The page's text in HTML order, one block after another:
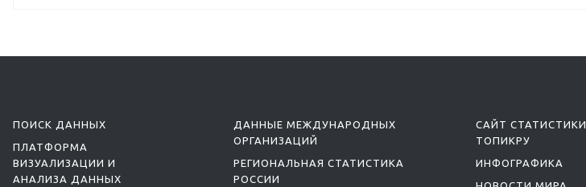
ПОИСК ДАННЫХ
ПЛАТФОРМА
ВИЗУАЛИЗАЦИИ И
АНАЛИЗА ДАННЫХ
ДАННЫЕ МЕЖДУНАРОДНЫХ
ОРГАНИЗАЦИЙ
РЕГИОНАЛЬНАЯ СТАТИСТИКА
РОССИИ
САЙТ СТАТИСТИКИ
ТОПИКРУ
ИНФОГРАФИКА